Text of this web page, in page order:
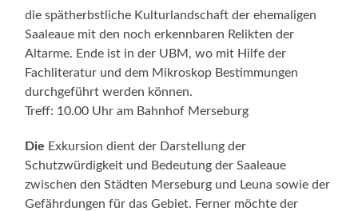
die spätherbstliche Kulturlandschaft der ehemaligen
Saaleaue mit den noch erkennbaren Relikten der
Altarme. Ende ist in der UBM, wo mit Hilfe der
Fachliteratur und dem Mikroskop Bestimmungen
durchgeführt werden können.
Treff: 10.00 Uhr am Bahnhof Merseburg
Die Exkursion dient der Darstellung der
Schutzwürdigkeit und Bedeutung der Saaleaue
zwischen den Städten Merseburg und Leuna sowie der
Gefährdungen für das Gebiet. Ferner möchte der